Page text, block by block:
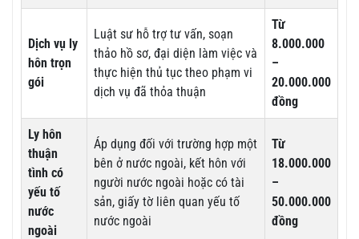
Dịch vụ ly
hôn trọn
gói
Luật sư hỗ trợ tư vấn, soạn
thảo hồ sơ, đại diện làm việc và
thực hiện thủ tục theo phạm vi
dịch vụ đã thỏa thuận
Từ
8.000.000
–
20.000.000
đồng
Ly hôn
thuận
tình có
yếu tố
nước
ngoài
Áp dụng đối với trường hợp một
bên ở nước ngoài, kết hôn với
người nước ngoài hoặc có tài
sản, giấy tờ liên quan yếu tố
nước ngoài
Từ
18.000.000
–
50.000.000
đồng